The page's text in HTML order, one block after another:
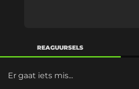
REAGUURSELS
Er gaat iets mis...